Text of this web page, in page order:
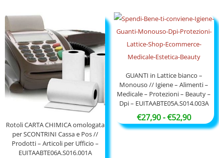
Rotoli CARTA CHIMICA omologata
per SCONTRINI Cassa e Pos //
Prodotti – Articoli per Ufficio –
EUITAABTE06A.S016.001A
GUANTI in Lattice bianco –
Monouso // Igiene – Alimenti –
Medicale – Protezioni – Beauty –
Dpi – EUITAABTE05A.S014.003A
€27,90-€52,90Fascia
di